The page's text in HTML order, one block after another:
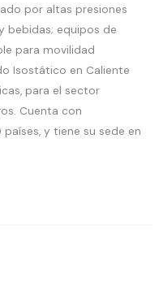
por altas presiones
bebidas; equipos de
para movilidad
Isostático en Caliente
para el sector
Cuenta con
y tiene su sede en